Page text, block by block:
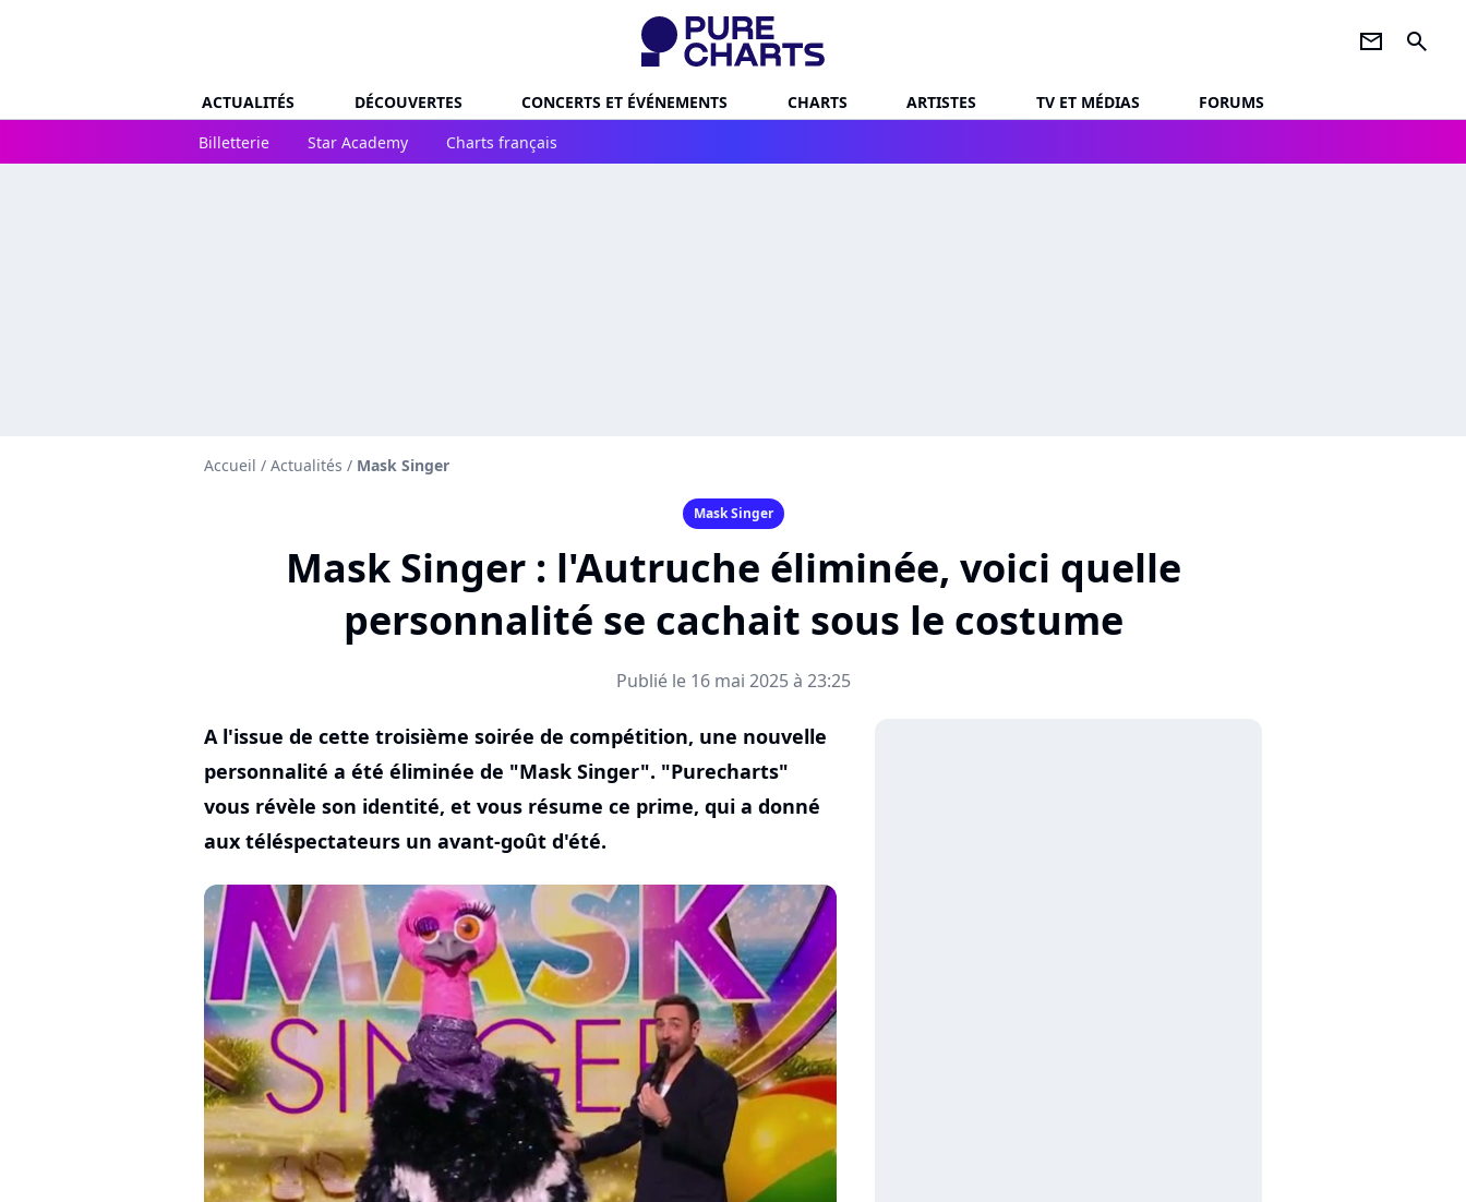
newsletter search
ACTUALITÉS DÉCOUVERTES CONCERTS ET ÉVÉNEMENTS CHARTS ARTISTES TV ET MÉDIAS
FORUMS
Billetterie
Star Academy Charts français
Accueil / Actualités / Mask Singer
Mask Singer
Mask Singer : l'Autruche éliminée, voici quelle
personnalité se cachait sous le costume
Publié le 16 mai 2025 à 23:25
A l'issue de cette troisième soirée de compétition, une nouvelle
personnalité a été éliminée de "Mask Singer". "Purecharts"
vous révèle son identité, et vous résume ce prime, qui a donné
aux téléspectateurs un avant-goût d'été.